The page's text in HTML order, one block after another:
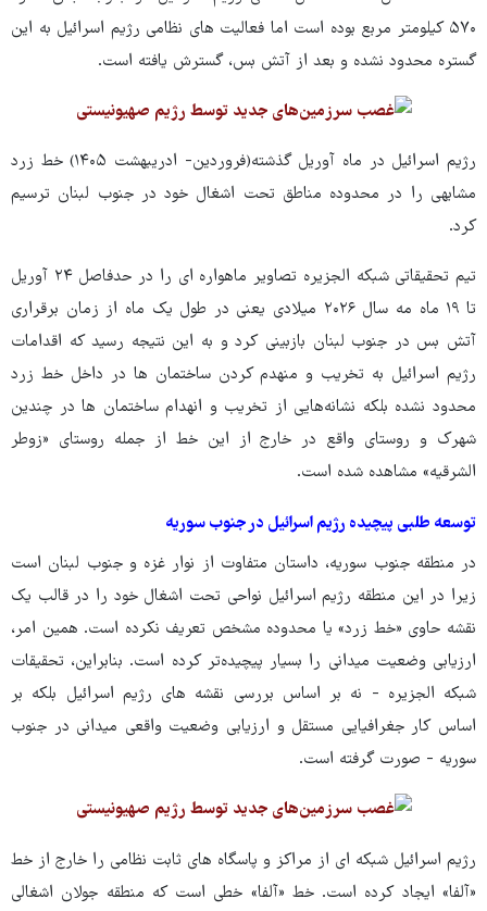
۵۷۰ کیلومتر مربع بوده است اما فعالیت های نظامی رژیم اسرائیل به این
گستره محدود نشده و بعد از آتش بس، گسترش یافته است.
رژیم اسرائیل در ماه آوریل گذشته(فروردین- ادریبهشت ۱۴۰۵) خط زرد
مشابهی را در محدوده مناطق تحت اشغال خود در جنوب لبنان ترسیم
کرد.
تیم تحقیقاتی شبکه الجزیره تصاویر ماهواره ای را در حدفاصل ۲۴ آوریل
تا ۱۹ ماه مه سال ۲۰۲۶ میلادی یعنی در طول یک ماه از زمان برقراری
آتش بس در جنوب لبنان بازبینی کرد و به این نتیجه رسید که اقدامات
رژیم اسرائیل به تخریب و منهدم کردن ساختمان ها در داخل خط زرد
محدود نشده بلکه نشانه‌هایی از تخریب و انهدام ساختمان ها در چندین
شهرک و روستای واقع در خارج از این خط از جمله روستای «زوطر
الشرقیه» مشاهده شده است.
توسعه طلبی پیچیده رژیم اسرائیل در جنوب سوریه
در منطقه جنوب سوریه، داستان متفاوت از نوار غزه و جنوب لبنان است
زیرا در این منطقه رژیم اسرائیل نواحی تحت اشغال خود را در قالب یک
نقشه حاوی «خط زرد» یا محدوده مشخص تعریف نکرده است. همین امر،
ارزیابی وضعیت میدانی را بسیار پیچیده‌تر کرده است. بنابراین، تحقیقات
شبکه الجزیره - نه بر اساس بررسی نقشه های رژیم اسرائیل بلکه بر
اساس کار جغرافیایی مستقل و ارزیابی وضعیت واقعی میدانی در جنوب
سوریه - صورت گرفته است.
رژیم اسرائیل شبکه ای از مراکز و پاسگاه های ثابت نظامی را خارج از خط
«آلفا» ایجاد کرده است. خط «آلفا» خطی است که منطقه جولان اشغالی